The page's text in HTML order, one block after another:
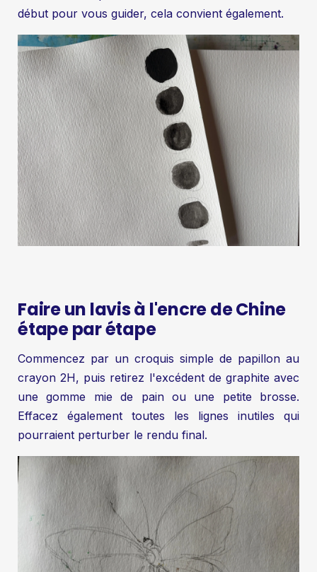
début pour vous guider, cela convient également.
Faire un lavis à l'encre de Chine
étape par étape
Commencez par un croquis simple de papillon au
crayon 2H, puis retirez l'excédent de graphite avec
une gomme mie de pain ou une petite brosse.
Effacez également toutes les lignes inutiles qui
pourraient perturber le rendu final.